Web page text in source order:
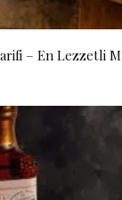
– En Lezzetli